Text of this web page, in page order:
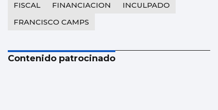
FISCAL FINANCIACION
INCULPADO
FRANCISCO CAMPS
Contenido patrocinado